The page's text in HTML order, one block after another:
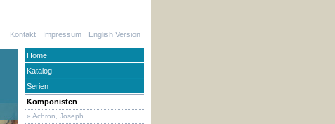
English Version
Impressum
Kontakt
Home
Katalog
Serien
Komponisten
» Achron, Joseph